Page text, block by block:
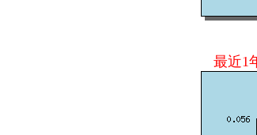
最近1